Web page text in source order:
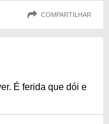
COMPARTILHAR
É ferida que dói e